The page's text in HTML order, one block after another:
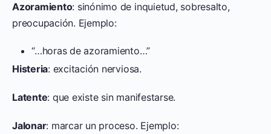
Azoramiento: sinónimo de inquietud, sobresalto,
preocupación. Ejemplo:
“…horas de azoramiento…”
Histeria: excitación nerviosa.
Latente: que existe sin manifestarse.
Jalonar: marcar un proceso. Ejemplo: